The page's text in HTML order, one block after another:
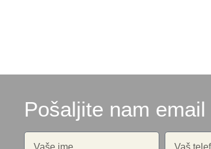
Pošaljite nam email